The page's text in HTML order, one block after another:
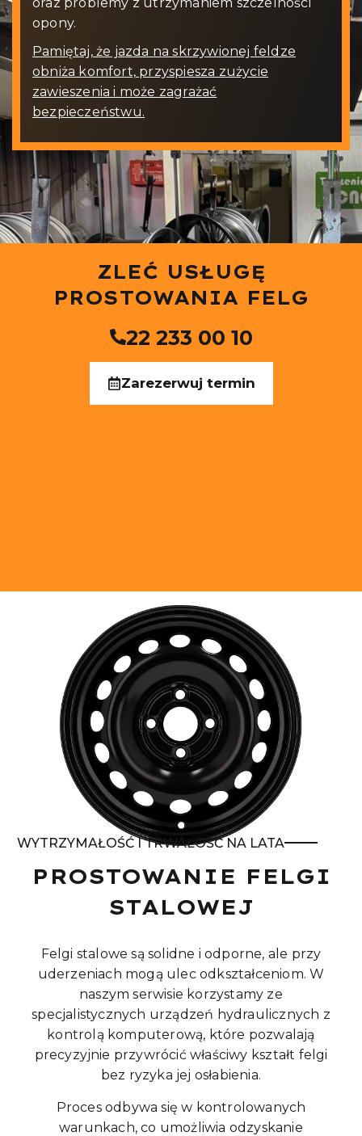
opony.
Pamiętaj, że jazda na skrzywionej feldze
obniża komfort, przyspiesza zużycie
zawieszenia i może zagrażać
bezpieczeństwu.
WYTRZYMAŁOŚĆ I TRWAŁOŚĆ NA LATA
PROSTOWANIE FELGI
STALOWEJ
Felgi stalowe są solidne i odporne, ale przy
uderzeniach mogą ulec odkształceniom. W
naszym serwisie korzystamy ze
specjalistycznych urządzeń hydraulicznych z
kontrolą komputerową, które pozwalają
precyzyjnie przywrócić właściwy kształt felgi
bez ryzyka jej osłabienia.
Proces odbywa się w kontrolowanych
warunkach, co umożliwia odzyskanie
ZLEĆ USŁUGĘ
PROSTOWANIA FELG
22 233 00 10
Zarezerwuj termin